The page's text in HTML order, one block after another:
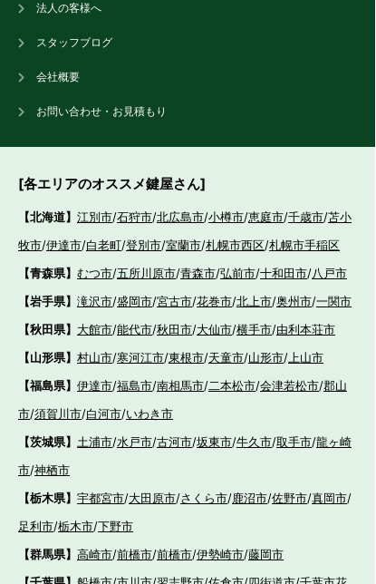
法人の客様へ
スタッフブログ
会社概要
お問い合わせ・お見積もり
[各エリアのオススメ鍵屋さん]
【北海道】 江別市/石狩市/北広島市/小樽市/恵庭市/千歳市/苫小
牧市/伊達市/白老町/登別市/室蘭市/札幌市西区/札幌市手稲区
【青森県】 むつ市/五所川原市/青森市/弘前市/十和田市/八戸市
【岩手県】 滝沢市/盛岡市/宮古市/花巻市/北上市/奥州市/一関市
【秋田県】 大館市/能代市/秋田市/大仙市/横手市/由利本荘市
【山形県】 村山市/寒河江市/東根市/天童市/山形市/上山市
【福島県】 伊達市/福島市/南相馬市/二本松市/会津若松市/郡山
市/須賀川市/白河市/いわき市
【茨城県】 土浦市/水戸市/古河市/坂東市/牛久市/取手市/龍ヶ崎
市/神栖市
【栃木県】 宇都宮市/大田原市/さくら市/鹿沼市/佐野市/真岡市/
足利市/栃木市/下野市
【群馬県】 高崎市/前橋市/前橋市/伊勢崎市/藤岡市